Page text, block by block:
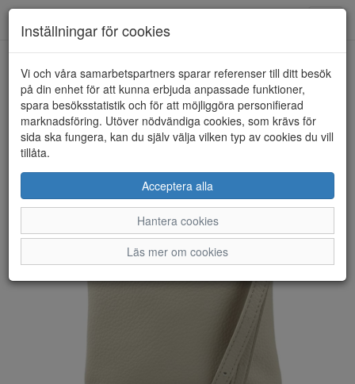
HEM ULRIKA DESIGN
Inställningar för cookies
Vi och våra samarbetspartners sparar referenser till ditt besök
på din enhet för att kunna erbjuda anpassade funktioner,
spara besöksstatistik och för att möjliggöra personifierad
marknadsföring. Utöver nödvändiga cookies, som krävs för
sida ska fungera, kan du själv välja vilken typ av cookies du vill
tillåta.
Acceptera alla
Hantera cookies
Läs mer om cookies